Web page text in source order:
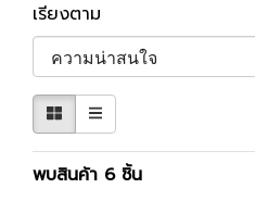
เรียงตาม
พบสินค้า 6 ชิ้น